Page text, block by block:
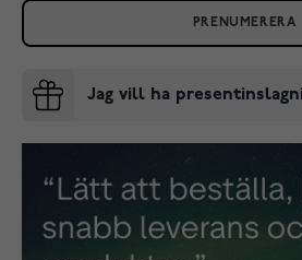
PRENUMERERA
Jag vill ha